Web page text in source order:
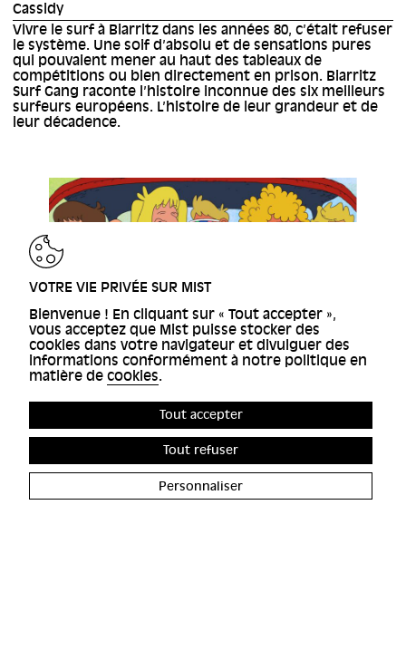
Vivre le surf à Biarritz dans les années 80, c’était refuser
le système. Une soif d’absolu et de sensations pures
qui pouvaient mener au haut des tableaux de
compétitions ou bien directement en prison. Biarritz
Surf Gang raconte l’histoire inconnue des six meilleurs
surfeurs européens. L’histoire de leur grandeur et de
leur décadence.
Cassidy
VOTRE VIE PRIVÉE SUR MIST
Bienvenue ! En cliquant sur « Tout accepter »,
vous acceptez que Mist puisse stocker des
cookies dans votre navigateur et divulguer des
informations conformément à notre politique en
matière decookies.
Tout accepter
Tout refuser
Personnaliser